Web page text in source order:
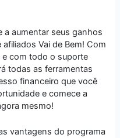
a aumentar seus ganhos
Vai de Bem! Com
com todo o suporte
todas as ferramentas
financeiro que você
e comece a
mesmo!
vantagens do programa